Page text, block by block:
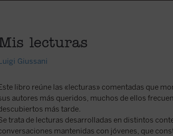
lecturas
Giussani
libro reúne las «lecturas» comentadas que
autores más queridos, muchos de ellos
más tarde.
trata de lecturas desarrolladas en distintos
mantenidas con jóvenes, que